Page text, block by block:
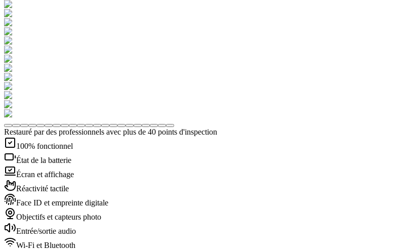
Restauré par des professionnels avec plus de 40 points d'inspection
100% fonctionnel
État de la batterie
Écran et affichage
Réactivité tactile
Face ID et empreinte digitale
Objectifs et capteurs photo
Entrée/sortie audio
Wi-Fi et Bluetooth